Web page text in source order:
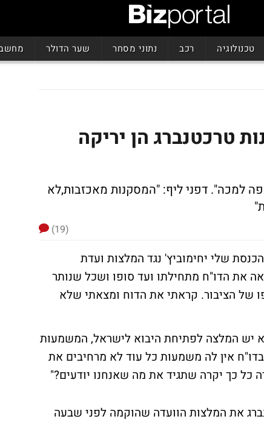
טכנולוגיה רכב נתוני מסחר שער הדולר
טרכטנברג הן יריקה
למכה". דפני ליף: "המסקנות מאכזבות,לא
(19)
שלי יחימוביץ' נגד המלצות ועדת
יחימוביץ כי קראה את הדו"ח מתחילתו ועד סופו ושכל שנותר
של הציבור. קראתי את הדוח ומצאתי שלא
יש המלצה לפתיחת היבוא לישראל, המשמעות
אין לה משמעות כל עוד לא מרחיבים את
כל כך יקרה שתגיד את מה שאנחנו יודעים?"
את המלצות הוועדה שהוקמה לפני שבעה